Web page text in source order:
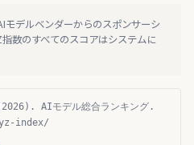
モデルベンダーからのスポンサーシ
数のすべてのスコアはシステムに
AIモデル総合ランキング.
index/